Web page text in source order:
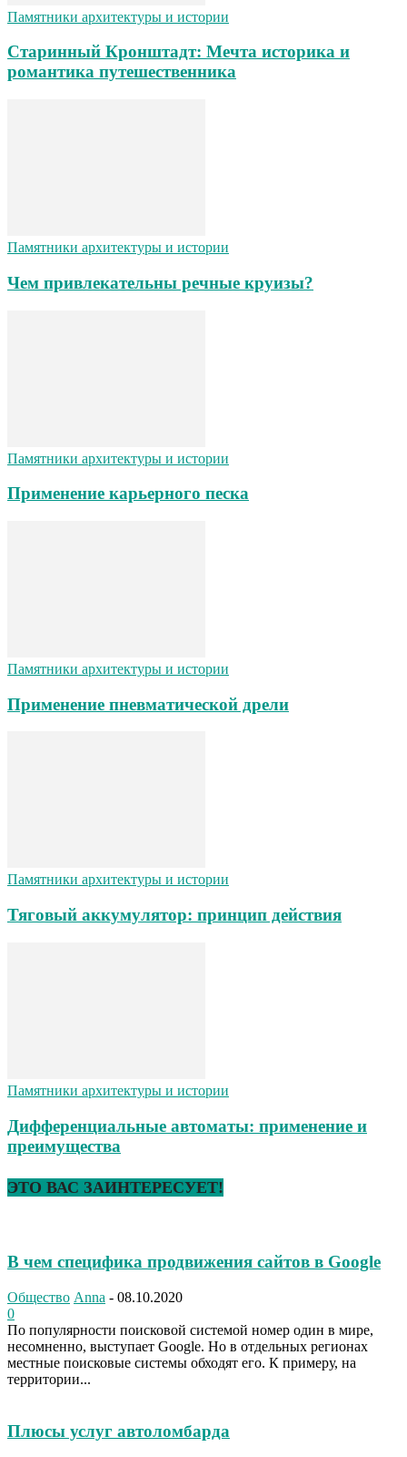
Памятники архитектуры и истории
Старинный Кронштадт: Мечта историка и
романтика путешественника
Памятники архитектуры и истории
Чем привлекательны речные круизы?
Памятники архитектуры и истории
Применение карьерного песка
Памятники архитектуры и истории
Применение пневматической дрели
Памятники архитектуры и истории
Тяговый аккумулятор: принцип действия
Памятники архитектуры и истории
Дифференциальные автоматы: применение и
преимущества
ЭТО ВАС ЗАИНТЕРЕСУЕТ!
В чем специфика продвижения сайтов в Google
Общество Anna - 08.10.2020
0
По популярности поисковой системой номер один в мире,
несомненно, выступает Google. Но в отдельных регионах
местные поисковые системы обходят его. К примеру, на
территории...
Плюсы услуг автоломбарда